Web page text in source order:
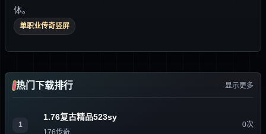
体。
单职业传奇竖屏
热门下载排行 显示更多
1
1.76复古精品523sy
176传奇
0次